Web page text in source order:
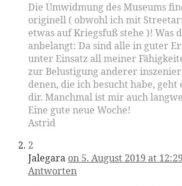
Die Umwidmung des Museums
originell ( obwohl ich mit
etwas auf Kriegsfuß stehe )! Was
anbelangt: Da sind alle in guter
unter Einsatz all meiner
zur Belustigung anderer
denen, die ich besucht habe,
dir. Manchmal ist mir auch
Eine gute neue Woche!
Astrid
2
Jalegara on 5. August 2019 at 12:29
Antworten